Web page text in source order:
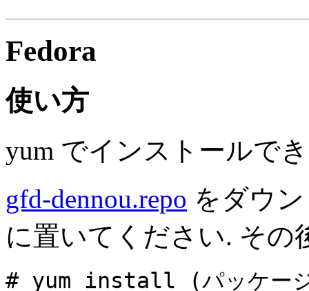
Fedora
使い方
yum でインストールで
gfd-dennou.repo をダウン
に置いてください. その
# yum install (パッケー